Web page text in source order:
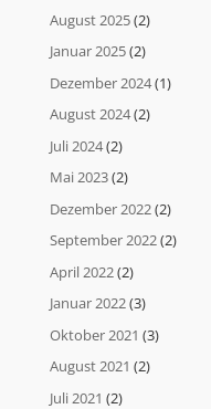
August 2025(2)
Januar 2025(2)
Dezember 2024(1)
August 2024(2)
Juli 2024(2)
Mai 2023(2)
Dezember 2022(2)
September 2022(2)
April 2022(2)
Januar 2022(3)
Oktober 2021 (3)
August 2021 (2)
Juli 2021 (2)